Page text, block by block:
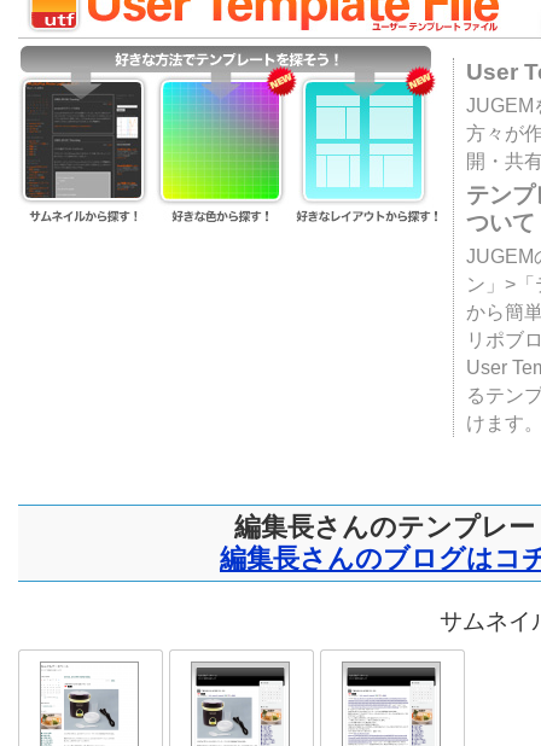
User
JUGEM
方々が
開・共
テン
ついて
JUGEM
ン」>
から簡
リポブ
User
るテン
けます
編集長さんのテンプレー
編集長さんのブログはコ
サムネイ